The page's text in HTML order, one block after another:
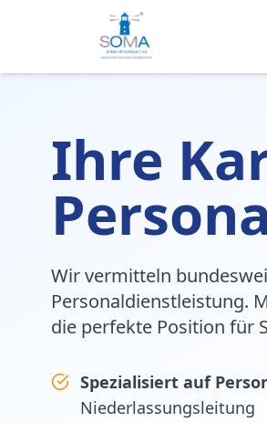
Ihre
Wir vermitteln
Personaldienstleistung.
die perfekte Position für
Spezialisiert auf
Niederlassungsleitung